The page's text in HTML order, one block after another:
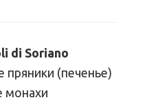
di Soriano
пряники (печенье)
монахи